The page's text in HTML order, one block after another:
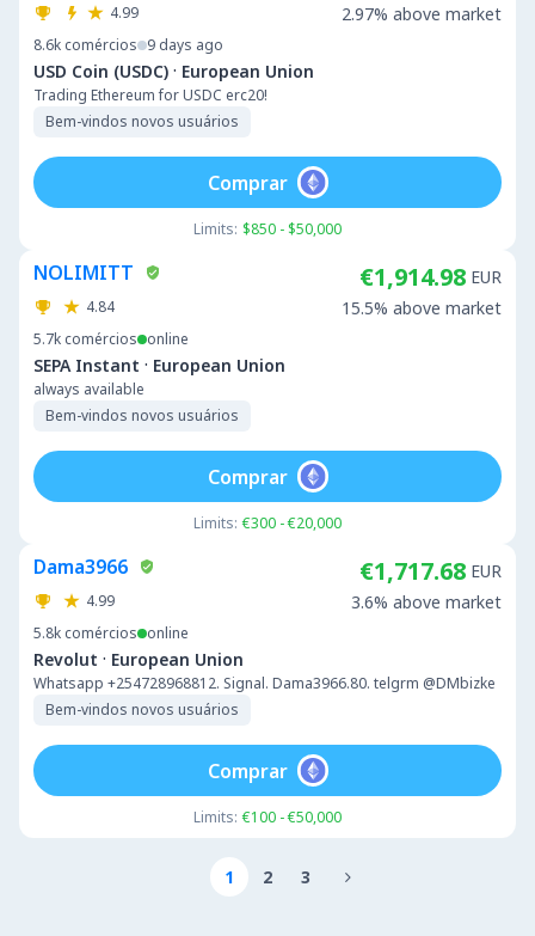
4.99
8.6k comércios 9 days ago
USD Coin (USDC) · European Union
Trading Ethereum for USDC erc20!
Bem-vindos novos usuários
2.97% above market
Limits: $850 - $50,000
Comprar
NOLIMITT
4.84
5.7k comércios online
SEPA Instant · European Union
always available
Bem-vindos novos usuários
€1,914.98 EUR
15.5% above market
Limits: €300 - €20,000
Comprar
Dama3966
4.99
5.8k comércios online
Revolut · European Union
Whatsapp +254728968812. Signal. Dama3966.80. telgrm @DMbizke
Bem-vindos novos usuários
€1,717.68 EUR
3.6% above market
Limits: €100 - €50,000
Comprar
1 2 3 